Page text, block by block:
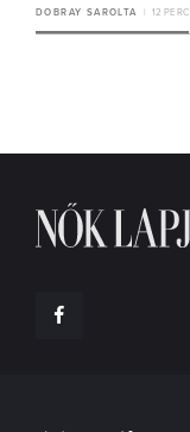
DOBRAY SAROLTA 12 PERC